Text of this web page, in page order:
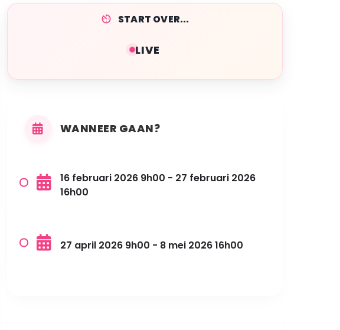
START OVER...
LIVE
WANNEER GAAN?
16 februari 2026 9h00 - 27 februari 2026
16h00
27 april 2026 9h00 - 8 mei 2026 16h00